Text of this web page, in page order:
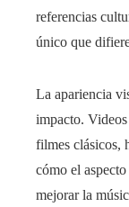
referencias
único que
La apariencia
impacto.
filmes clásicos,
cómo el
mejorar la